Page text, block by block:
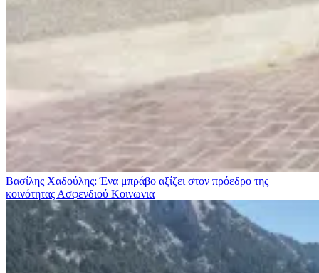
Βασίλης Χαδούλης: Ένα μπράβο αξίζει στον πρόεδρο της
κοινότητας Ασφενδιού Κοινωνια